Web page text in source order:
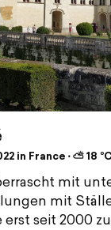
in France ⋅ ⛅ 18
mit
mit
erst seit 2000